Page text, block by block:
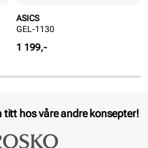
ASICS
GEL-1130
Pris
1 199,-
titt hos våre andre konsepter!